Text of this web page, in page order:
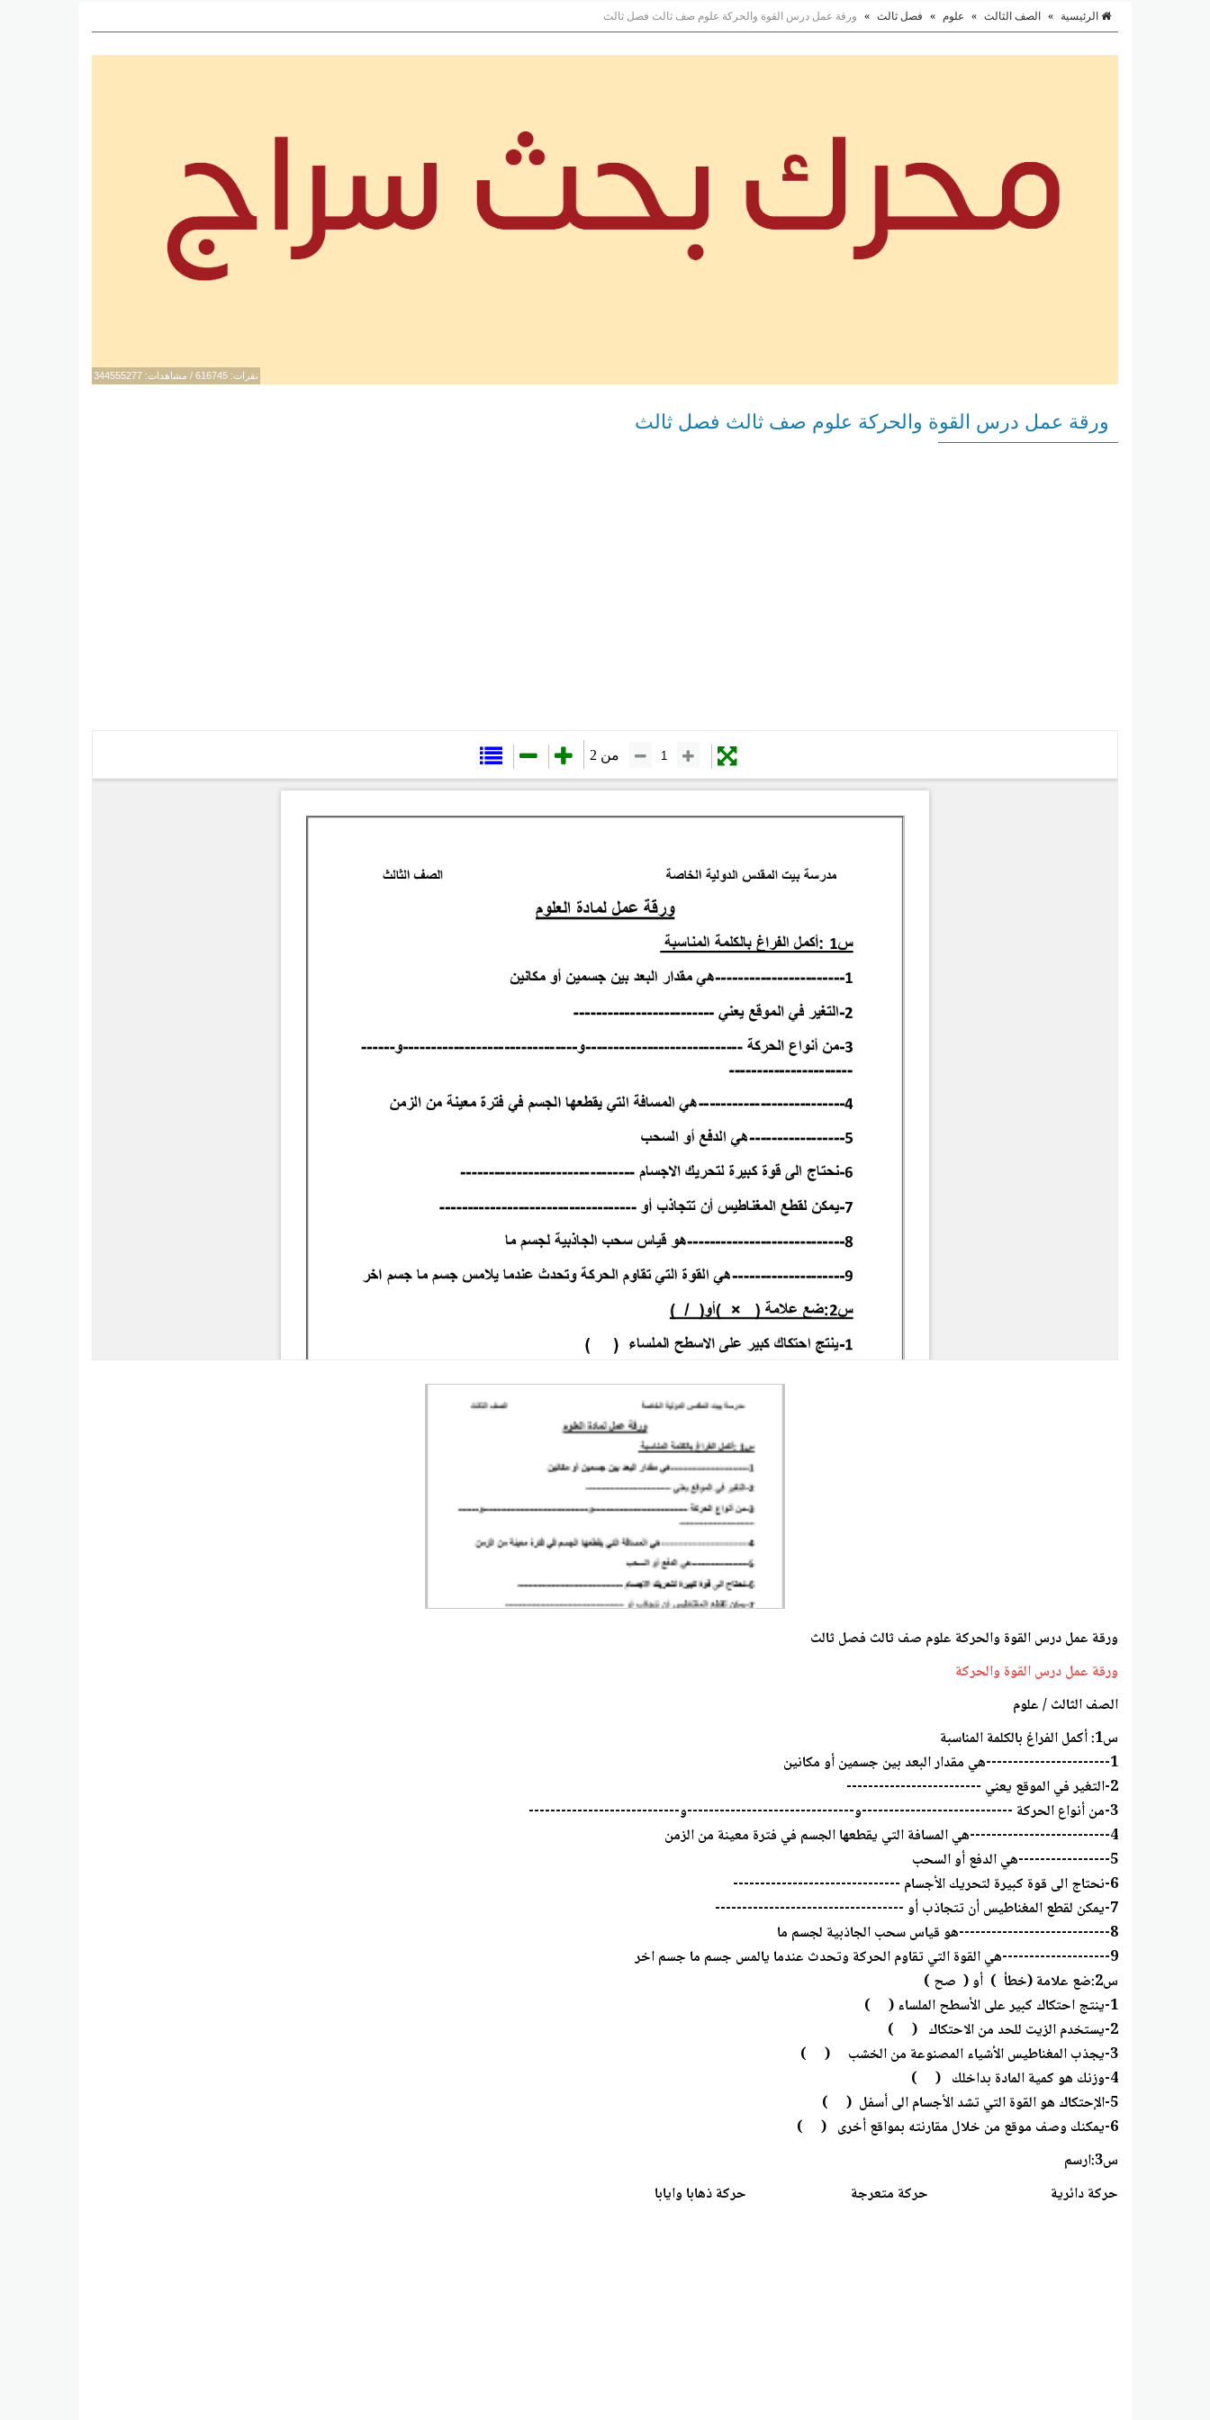
الرئيسية » الصف الثالث » علوم » فصل ثالث » ورقة عمل درس القوة والحركة علوم صف ثالث فصل ثالث
نقرات: 616745 / مشاهدات: 344555277
ورقة عمل درس القوة والحركة علوم صف ثالث فصل ثالث
ورقة عمل درس القوة والحركة علوم صف ثالث فصل ثالث
ورقة عمل درس القوة والحركة
الصف الثالث / علوم
س1: أكمل الفراغ بالكلمة المناسبة
1-----------------------هي مقدار البعد بين جسمين أو مكانين
2-التغير في الموقع يعني -------------------------
3-من أنواع الحركة ----------------------------و-------------------------------و----------------------------
4--------------------------هي المسافة التي يقطعها الجسم في فترة معينة من الزمن
5-----------------هي الدفع أو السحب
6-نحتاج الى قوة كبيرة لتحريك الأجسام -------------------------------
7-يمكن لقطع المغناطيس أن تتجاذب أو -----------------------------------
8----------------------------هو قياس سحب الجاذبية لجسم ما
9--------------------هي القوة التي تقاوم الحركة وتحدث عندما يالمس جسم ما جسم اخر
س2:ضع علامة (خطأ ) أو ( صح )
1-ينتج احتكاك كبير على الأسطح الملساء ( )
2-يستخدم الزيت للحد من الاحتكاك ( )
3-يجذب المغناطيس الأشياء المصنوعة من الخشب ( )
4-وزنك هو كمية المادة بداخلك ( )
5-الإحتكاك هو القوة التي تشد الأجسام الى أسفل ( )
6-يمكنك وصف موقع من خلال مقارنته بمواقع أخرى ( )
س3:ارسم
حركة دائرية حركة متعرجة حركة ذهابا وايابا